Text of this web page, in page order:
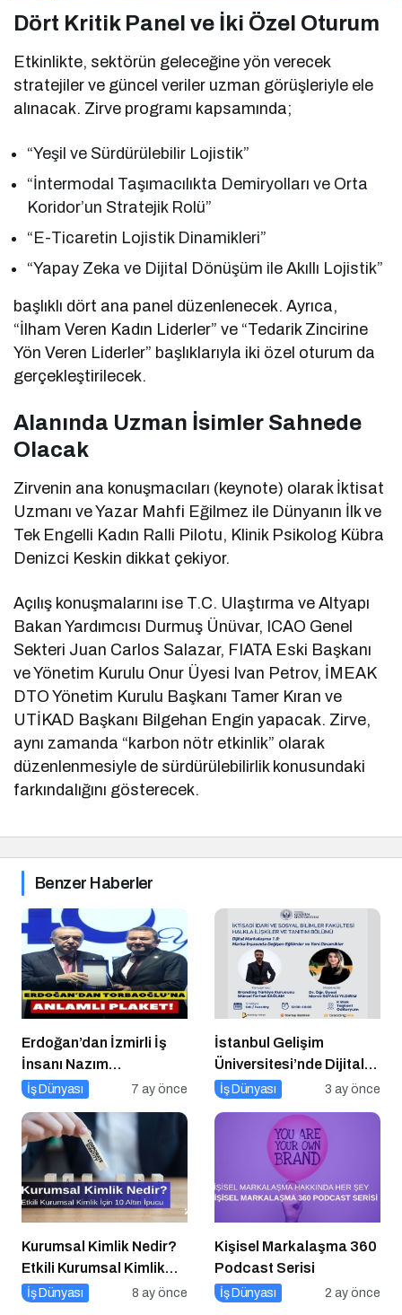
Dört Kritik Panel ve İki Özel Oturum
Etkinlikte, sektörün geleceğine yön verecek
stratejiler ve güncel veriler uzman görüşleriyle ele
alınacak. Zirve programı kapsamında;
“Yeşil ve Sürdürülebilir Lojistik”
“İntermodal Taşımacılıkta Demiryolları ve Orta
Koridor’un Stratejik Rolü”
“E-Ticaretin Lojistik Dinamikleri”
“Yapay Zeka ve Dijital Dönüşüm ile Akıllı Lojistik”
başlıklı dört ana panel düzenlenecek. Ayrıca,
“İlham Veren Kadın Liderler” ve “Tedarik Zincirine
Yön Veren Liderler” başlıklarıyla iki özel oturum da
gerçekleştirilecek.
Alanında Uzman İsimler Sahnede
Olacak
Zirvenin ana konuşmacıları (keynote) olarak İktisat
Uzmanı ve Yazar Mahfi Eğilmez ile Dünyanın İlk ve
Tek Engelli Kadın Ralli Pilotu, Klinik Psikolog Kübra
Denizci Keskin dikkat çekiyor.
Açılış konuşmalarını ise T.C. Ulaştırma ve Altyapı
Bakan Yardımcısı Durmuş Ünüvar, ICAO Genel
Sekteri Juan Carlos Salazar, FIATA Eski Başkanı
ve Yönetim Kurulu Onur Üyesi Ivan Petrov, İMEAK
DTO Yönetim Kurulu Başkanı Tamer Kıran ve
UTİKAD Başkanı Bilgehan Engin yapacak. Zirve,
aynı zamanda “karbon nötr etkinlik” olarak
düzenlenmesiyle de sürdürülebilirlik konusundaki
farkındalığını gösterecek.
Benzer Haberler
Erdoğan’dan İzmirli İş
İnsanı Nazım
Torbaoğlu’na Anlamlı
İş Dünyası 7 ay önce
İstanbul Gelişim
Üniversitesi’nde Dijital
Markalaşma 1.0 Etkinliği
İş Dünyası 3 ay önce
Kurumsal Kimlik Nedir?
Etkili Kurumsal Kimlik
İçin 10 Altın İpucu
İş Dünyası 8 ay önce
Kişisel Markalaşma 360
Podcast Serisi
İş Dünyası 2 ay önce